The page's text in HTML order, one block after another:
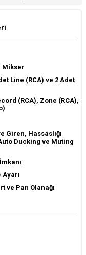
Mikser
Line (RCA) ve 2 Adet
(RCA), Zone (RCA),
Giren, Hassaslığı
Ducking ve Muting
ve Pan Olanağı